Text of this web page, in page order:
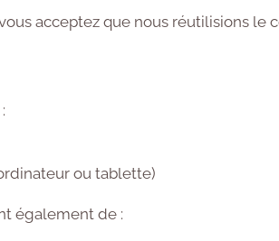
acceptez que nous réutilisions le
ou tablette)
également de :